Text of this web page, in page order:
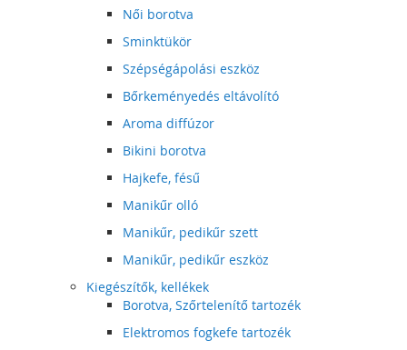
Női borotva
Sminktükör
Szépségápolási eszköz
Bőrkeményedés eltávolító
Aroma diffúzor
Bikini borotva
Hajkefe, fésű
Manikűr olló
Manikűr, pedikűr szett
Manikűr, pedikűr eszköz
Kiegészítők, kellékek
Borotva, Szőrtelenítő tartozék
Elektromos fogkefe tartozék